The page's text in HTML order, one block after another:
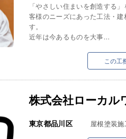
「やさしい住まいを創造する
客様のニーズにあった工法・
す。
近年は今あるものを大事...
この工
株式会社ローカル
東京都品川区 屋根塗装